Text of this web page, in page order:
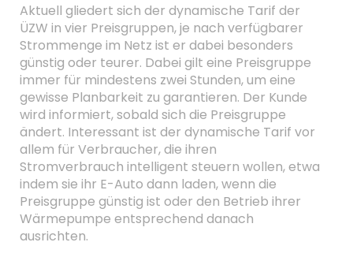
Aktuell gliedert sich der dynamische Tarif der
ÜZW in vier Preisgruppen, je nach verfügbarer
Strommenge im Netz ist er dabei besonders
günstig oder teurer. Dabei gilt eine Preisgruppe
immer für mindestens zwei Stunden, um eine
gewisse Planbarkeit zu garantieren. Der Kunde
wird informiert, sobald sich die Preisgruppe
ändert. Interessant ist der dynamische Tarif vor
allem für Verbraucher, die ihren
Stromverbrauch intelligent steuern wollen, etwa
indem sie ihr E-Auto dann laden, wenn die
Preisgruppe günstig ist oder den Betrieb ihrer
Wärmepumpe entsprechend danach
ausrichten.